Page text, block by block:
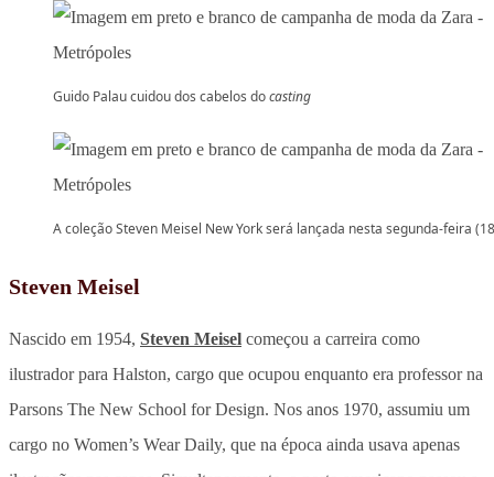
Guido Palau cuidou dos cabelos docasting
A coleção Steven Meisel New York será lançada nesta segunda-feira
Steven Meisel
Nascido em 1954, Steven Meisel começou a carreira como
ilustrador para Halston, cargo que ocupou enquanto era professor na
Parsons The New School for Design. Nos anos 1970, assumiu um
cargo no Women’s Wear Daily, que na época ainda usava apenas